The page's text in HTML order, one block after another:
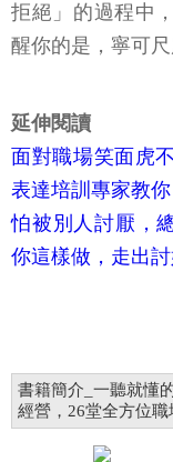
拒絕」的過程中
醒你的是，寧可
延伸閱讀
面對職場笑面虎
表達培訓專家教
怕被別人討厭，
你這樣做，走出
書籍簡介_一聽就懂
經營，26堂全方位職